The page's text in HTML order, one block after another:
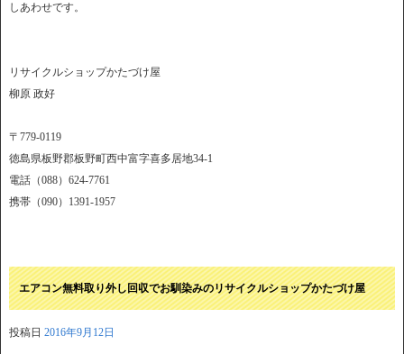
しあわせです。
リサイクルショップかたづけ屋
柳原 政好
〒779-0119
徳島県板野郡板野町西中富字喜多居地34-1
電話（088）624-7761
携帯（090）1391-1957
エアコン無料取り外し回収でお馴染みのリサイクルショップかたづけ屋
投稿日 2016年9月12日